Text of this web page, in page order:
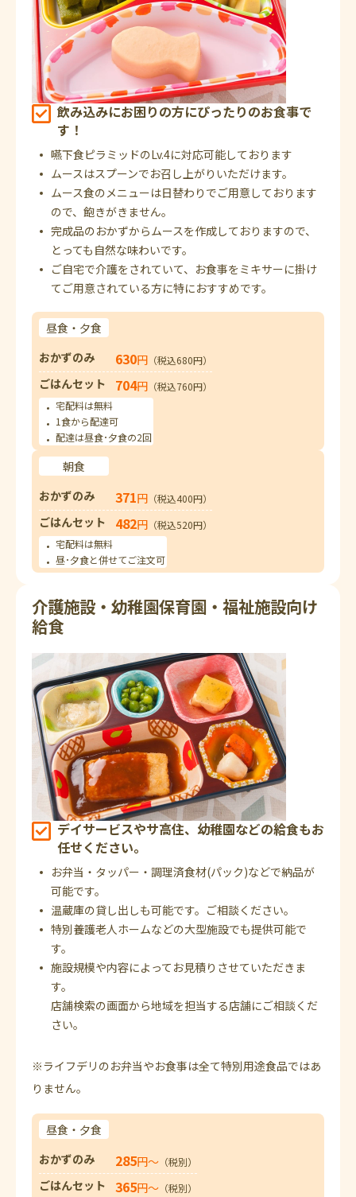
飲み込みにお困りの方にぴったりのお食事で
す！
嚥下食ピラミッドのLv.4に対応可能しております
ムースはスプーンでお召し上がりいただけます。
ムース食のメニューは日替わりでご用意しております
ので、飽きがきません。
完成品のおかずからムースを作成しておりますので、
とっても自然な味わいです。
ご自宅で介護をされていて、お食事をミキサーに掛け
てご用意されている方に特におすすめです。
昼食・夕食
おかずのみ
630円 （税込680円）
ごはんセット 704円 （税込760円）
宅配料は無料
1食から配達可
配達は昼食･夕食の2回
朝食
おかずのみ
371円 （税込400円）
ごはんセット 482円 （税込520円）
宅配料は無料
昼･夕食と併せてご注文可
介護施設・幼稚園保育園・福祉施設向け
給食
デイサービスやサ高住、幼稚園などの給食もお
任せください。
お弁当・タッパー・調理済食材(パック)などで納品が
可能です。
温蔵庫の貸し出しも可能です。ご相談ください。
特別養護老人ホームなどの大型施設でも提供可能で
す。
施設規模や内容によってお見積りさせていただきま
す。
店舗検索の画面から地域を担当する店舗にご相談くだ
さい。
※ライフデリのお弁当やお食事は全て特別用途食品ではあ
りません。
昼食・夕食
おかずのみ
285円〜 （税別）
ごはんセット 365円〜 （税別）